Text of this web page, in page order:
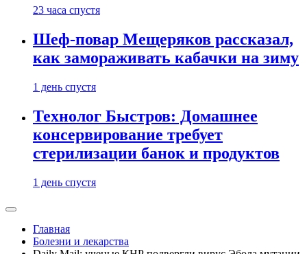
23 часа спустя
Шеф-повар Мещеряков рассказал,
как замораживать кабачки на зиму
1 день спустя
Технолог Быстров: Домашнее
консервирование требует
стерилизации банок и продуктов
1 день спустя
Главная
Болезни и лекарства